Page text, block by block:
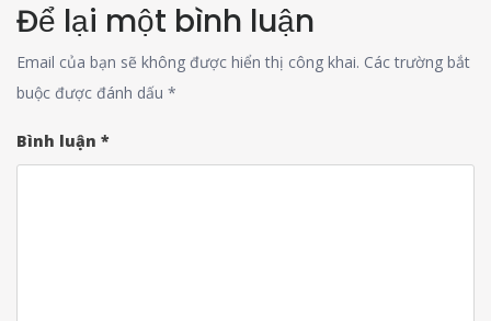
Để lại một bình luận
Email của bạn sẽ không được hiển thị công khai. Các trường bắt
buộc được đánh dấu *
Bình luận *